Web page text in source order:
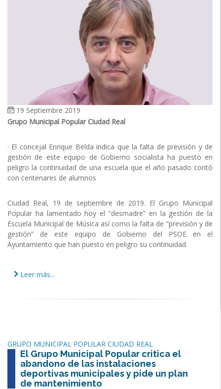
19 Septiembre 2019
Grupo Municipal Popular Ciudad Real
· El concejal Enrique Belda indica que la falta de previsión y de
gestión de este equipo de Gobierno socialista ha puesto en
peligro la continuidad de una escuela que el año pasado contó
con centenares de alumnos
Ciudad Real, 19 de septiembre de 2019. El Grupo Municipal
Popular ha lamentado hoy el “desmadre” en la gestión de la
Escuela Municipal de Música así como la falta de “previsión y de
gestión” de este equipo de Gobierno del PSOE en el
Ayuntamiento que han puesto en peligro su continuidad.
Leer más...
GRUPO MUNICIPAL POPULAR CIUDAD REAL
El Grupo Municipal Popular critica el
abandono de las instalaciones
deportivas municipales y pide un plan
de mantenimiento